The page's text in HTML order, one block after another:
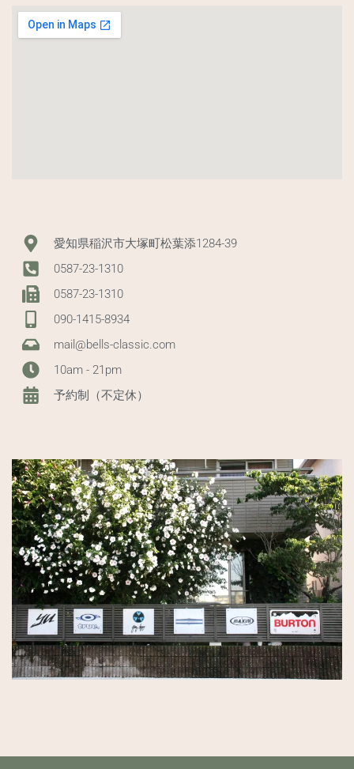
愛知県稲沢市大塚町松葉添1284-39
0587-23-1310
0587-23-1310
090-1415-8934
mail@bells-classic.com
10am - 21pm
予約制（不定休）